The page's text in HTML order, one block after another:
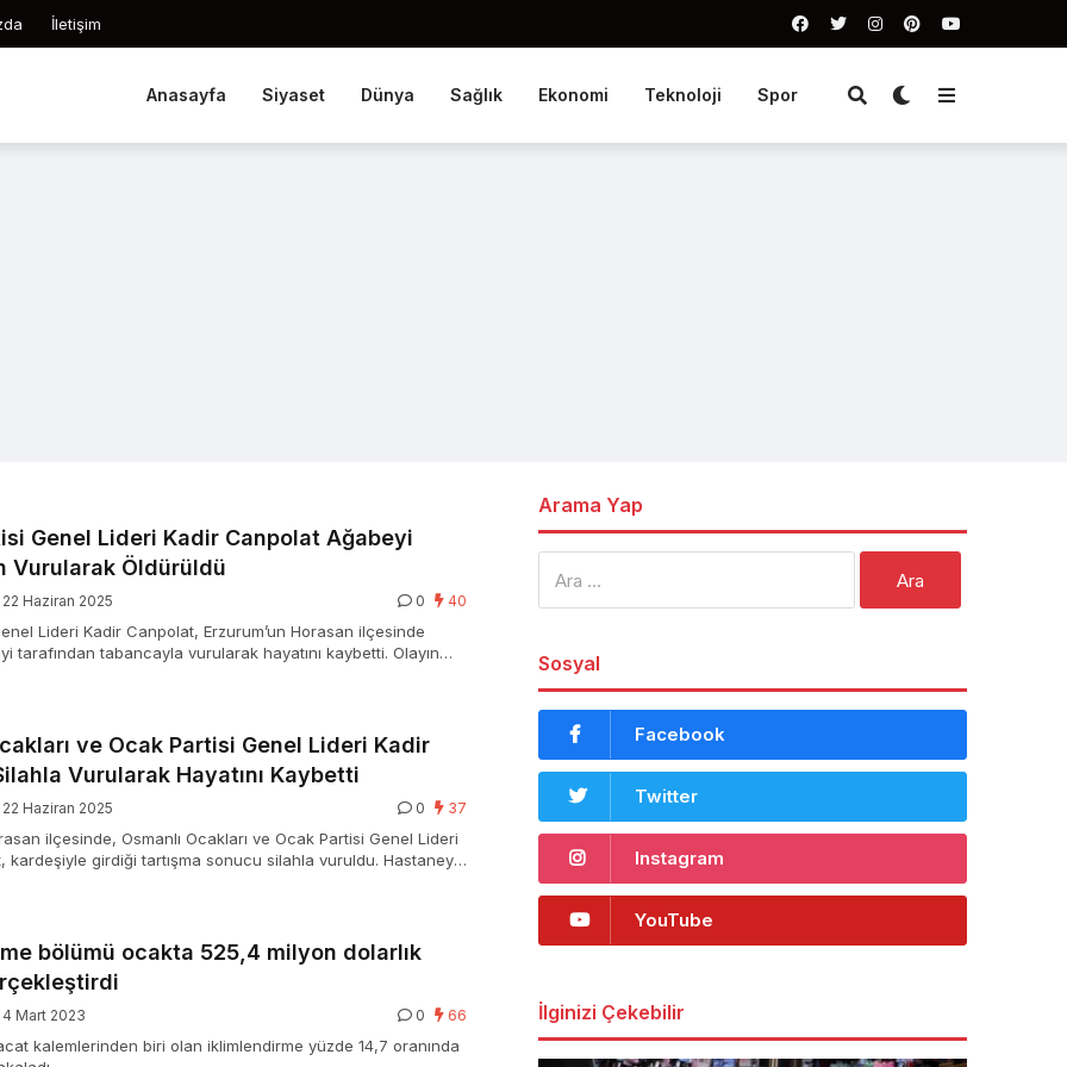
İletişim
Anasayfa Siyaset Dünya Sağlık Ekonomi Teknoloji Spor
Genel Lideri Kadir Canpolat Ağabeyi
Vurularak Öldürüldü
22 Haziran 2025 0 40
Lideri Kadir Canpolat, Erzurum’un Horasan ilçesinde
tarafından tabancayla vurularak hayatını kaybetti. Olayın
ve Ocak Partisi Genel Lideri Kadir
Vurularak Hayatını Kaybetti
22 Haziran 2025 0 37
ilçesinde, Osmanlı Ocakları ve Ocak Partisi Genel Lideri
kardeşiyle girdiği tartışma sonucu silahla vuruldu. Hastaneye
bölümü ocakta 525,4 milyon dolarlık
4 Mart 2023 0 66
kalemlerinden biri olan iklimlendirme yüzde 14,7 oranında
Arama Yap
Sosyal
Facebook
Twitter
Instagram
YouTube
İlginizi Çekebilir